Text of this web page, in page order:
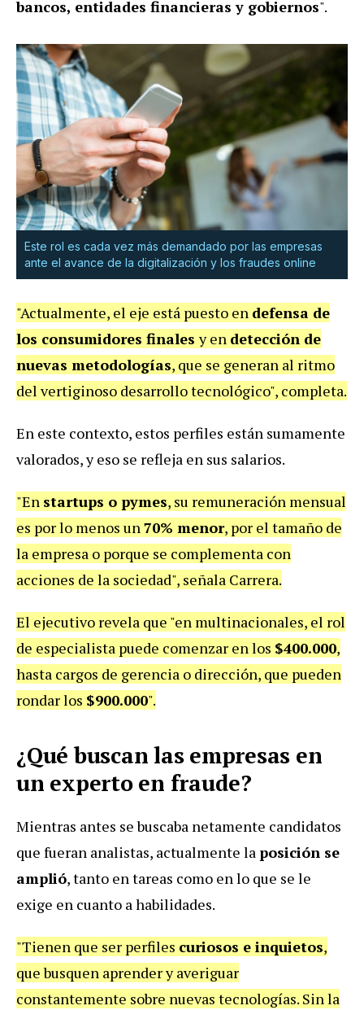
bancos, entidades financieras y gobiernos".
Este rol es cada vez más demandado por las empresas
ante el avance de la digitalización y los fraudes online
"Actualmente, el eje está puesto en defensa de
los consumidores finalesy en detección de
nuevas metodologías, que se generan al ritmo
del vertiginoso desarrollo tecnológico", completa.
En este contexto, estos perfiles están sumamente
valorados, y eso se refleja en sus salarios.
"En startups o pymes, su remuneración mensual
es por lo menos un70% menor, por el tamaño de
la empresa o porque se complementa con
acciones de la sociedad", señala Carrera.
El ejecutivo revela que "en multinacionales, el rol
de especialista puede comenzar en los $400.000,
hasta cargos de gerencia o dirección, que pueden
rondar los $900.000".
¿Qué buscan las empresas en
un experto en fraude?
Mientras antes se buscaba netamente candidatos
que fueran analistas, actualmente laposición se
amplió, tanto en tareas como en lo que se le
exige en cuanto a habilidades.
"Tienen que ser perfiles curiosos e inquietos,
que busquen aprender y averiguar
constantemente sobre nuevas tecnologías. Sin la